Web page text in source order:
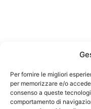
Per fornire le migliori
per memorizzare e/o
consenso a queste
comportamento di
Federazione
codice